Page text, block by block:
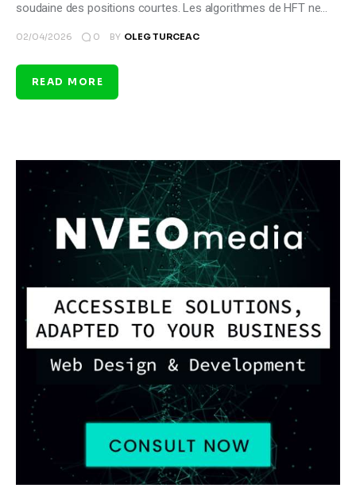
soudaine des positions courtes. Les algorithmes de HFT ne…
02/04/2026 0 BY OLEG TURCEAC
READ MORE